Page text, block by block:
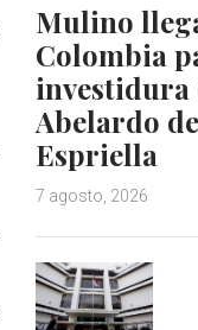
Mulino
Colombia
investidura
Abelardo
Espriella
7 agosto, 2026